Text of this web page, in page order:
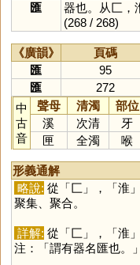
匯
器也。从匚，
(268 / 268)
《廣韻》 頁碼
匯
95
匯
272
中
古
音
聲母 清濁 部位
溪
次清 牙
匣
全濁 喉
形義通解
略說: 從「匚」，「淮
聚集、聚合。
詳解: 從「匚」，「淮
注：「謂有器名匯也。